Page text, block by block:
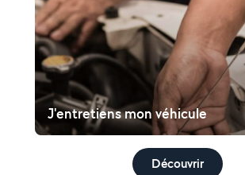
J'entretiens mon véhicule
Découvrir